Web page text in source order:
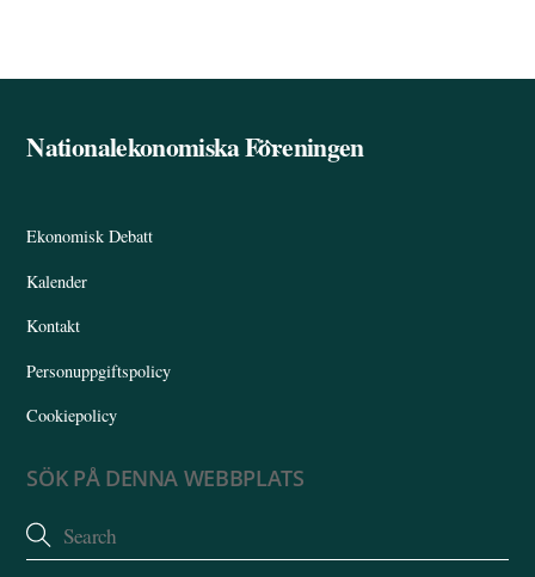
Back
Nationalekonomiska Föreningen
Ekonomisk Debatt
Kalender
Kontakt
Personuppgiftspolicy
Cookiepolicy
SÖK PÅ DENNA WEBBPLATS